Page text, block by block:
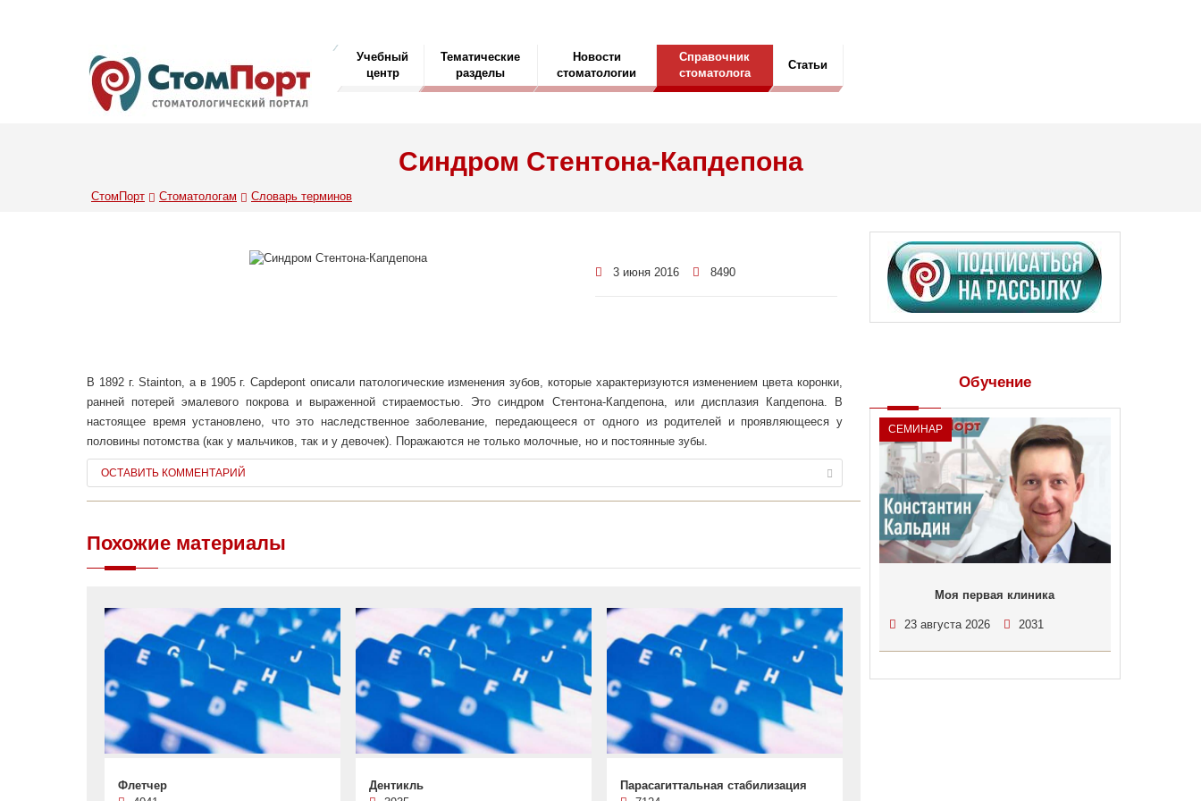
Учебный
центр
Тематические
разделы
Новости
стоматологии
Справочник
стоматолога
Статьи
Синдром Стентона-Капдепона
СтомПорт Стоматологам Словарь терминов
3 июня 2016 8490
В 1892 г. Stainton, а в 1905 г. Capdepont описали патологические изменения зубов, которые характеризуются изменением цвета коронки,
ранней потерей эмалевого покрова и выраженной стираемостью. Это синдром Стентона-Капдепона, или дисплазия Капдепона. В
настоящее время установлено, что это наследственное заболевание, передающееся от одного из родителей и проявляющееся у
половины потомства (как у мальчиков, так и у девочек). Поражаются не только молочные, но и постоянные зубы.
ОСТАВИТЬ КОММЕНТАРИЙ
Похожие материалы
Флетчер
Дентикль
Парасагиттальная стабилизация
Обучение
СЕМИНАР
Моя первая клиника
23 августа 2026 2031